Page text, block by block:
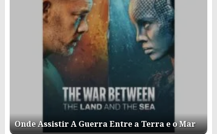
Onde Assistir A Guerra Entre a Terra e o Mar